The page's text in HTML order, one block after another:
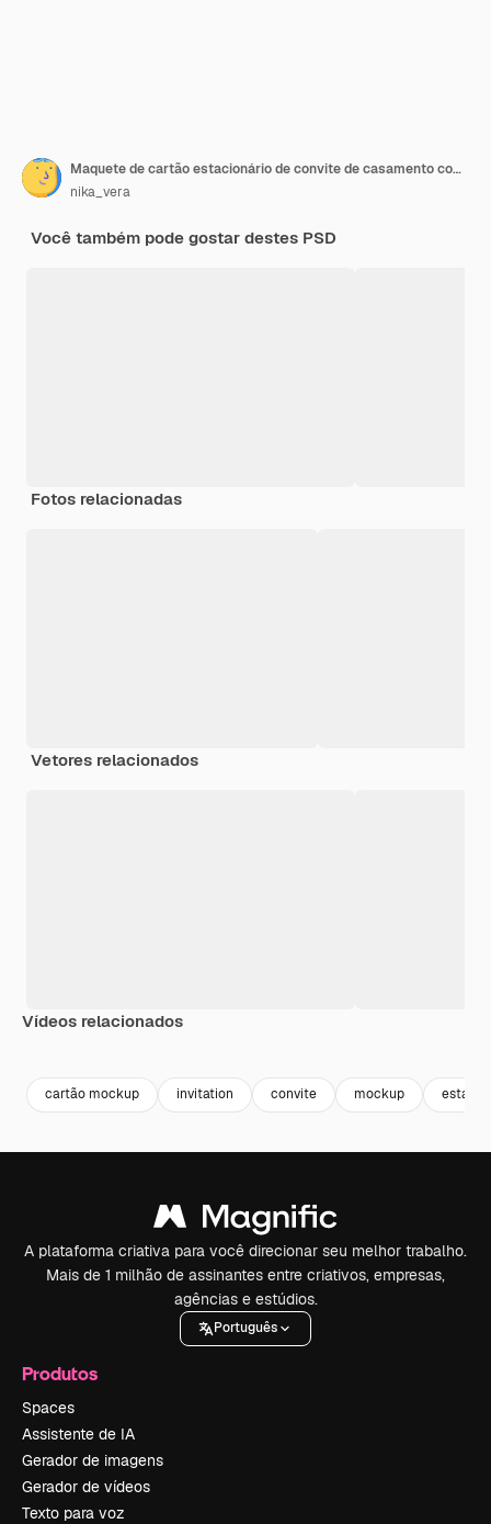
Maquete de cartão estacionário de convite de casamento com flores, frente e verso
nika_vera
Você também pode gostar destes PSD
Fotos relacionadas
Vetores relacionados
Vídeos relacionados
cartão mockup invitation convite mockup
A plataforma criativa para você direcionar seu melhor trabalho.
Mais de 1 milhão de assinantes entre criativos, empresas,
agências e estúdios.
Português
Produtos
Spaces
Assistente de IA
Gerador de imagens
Gerador de vídeos
Texto para voz